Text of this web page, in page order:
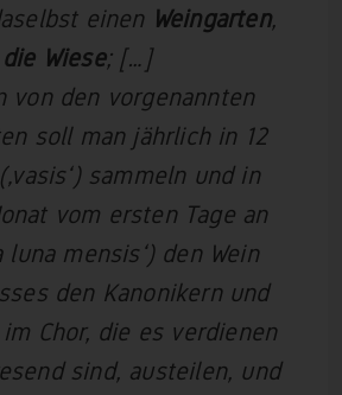
einen Weingarten,
Wiese; […]
von den vorgenannten
soll man jährlich in 12
sammeln und in
vom ersten Tage an
luna mensis‘) den Wein
den Kanonikern und
Chor, die es verdienen
sind, austeilen, und